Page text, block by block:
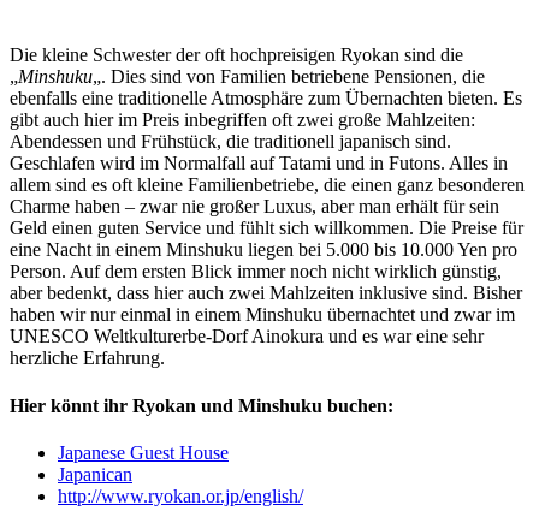
Die kleine Schwester der oft hochpreisigen Ryokan sind die
„Minshuku„. Dies sind von Familien betriebene Pensionen, die
ebenfalls eine traditionelle Atmosphäre zum Übernachten bieten. Es
gibt auch hier im Preis inbegriffen oft zwei große Mahlzeiten:
Abendessen und Frühstück, die traditionell japanisch sind.
Geschlafen wird im Normalfall auf Tatami und in Futons. Alles in
allem sind es oft kleine Familienbetriebe, die einen ganz besonderen
Charme haben – zwar nie großer Luxus, aber man erhält für sein
Geld einen guten Service und fühlt sich willkommen. Die Preise für
eine Nacht in einem Minshuku liegen bei 5.000 bis 10.000 Yen pro
Person. Auf dem ersten Blick immer noch nicht wirklich günstig,
aber bedenkt, dass hier auch zwei Mahlzeiten inklusive sind. Bisher
haben wir nur einmal in einem Minshuku übernachtet und zwar im
UNESCO Weltkulturerbe-Dorf Ainokura und es war eine sehr
herzliche Erfahrung.
Hier könnt ihr Ryokan und Minshuku buchen:
Japanese Guest House
Japanican
http://www.ryokan.or.jp/english/